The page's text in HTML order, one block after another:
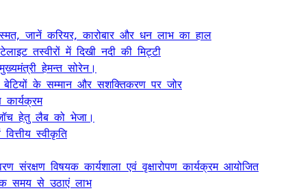
जानें करियर, कारोबार और धन लाभ का हाल
तस्वीरों में दिखी नदी की मिट्टी
हेमन्त सोरेन।
बेटियों के सम्मान और सशक्तिकरण पर जोर
हेतु लैब को भेजा।
स्वीकृति
संरक्षण विषयक कार्यशाला एवं वृक्षारोपण कार्यक्रम आयोजित
समय से उठाएं लाभ